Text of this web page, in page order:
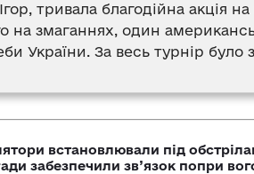
тривала благодійна акція
на змаганнях, один
України. За весь турнір було
встановлювали під
забезпечили зв’язок попри